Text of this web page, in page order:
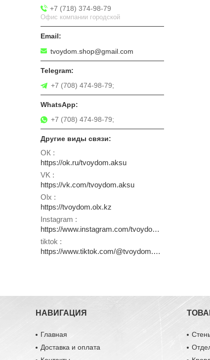
+7 (718) 374-98-79
Офис компании городской
tvoydom.shop@gmail.com
+7 (708) 474-98-79;
+7 (708) 474-98-79;
ОК
https://ok.ru/tvoydom.aksu
VK
https://vk.com/tvoydom.aksu
Olx
https://tvoydom.olx.kz
Instagram
https://www.instagram.com/tvoydom.aksu
tiktok
https://www.tiktok.com/@tvoydom.aksu
НАВИГАЦИЯ
Главная
Доставка и оплата